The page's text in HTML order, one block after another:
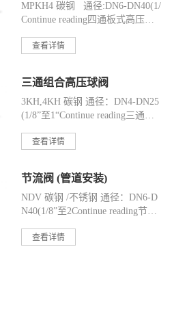
MPKH4 碳钢 通径:DN6-DN40(1/
Continue reading四通板式高压球
查看详情
三通组合高压球阀
3KH,4KH 碳钢 通径：DN4-DN25
(1/8”至1“Continue reading三通组
查看详情
节流阀 (管道安装)
NDV 碳钢 /不锈钢 通径：DN6-D
N40(1/8”至2Continue reading节流
查看详情